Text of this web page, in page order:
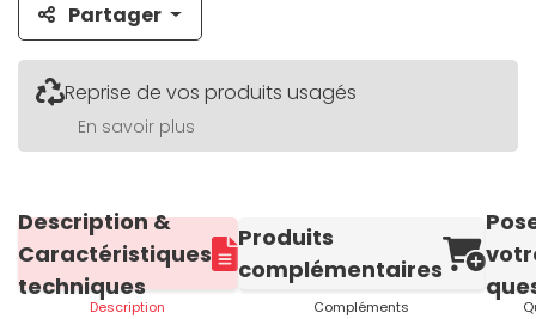
Partager
Reprise de vos produits usagés
En savoir plus
Description &
Caractéristiques
techniques
Description
Produits
complémentaires
Compléments